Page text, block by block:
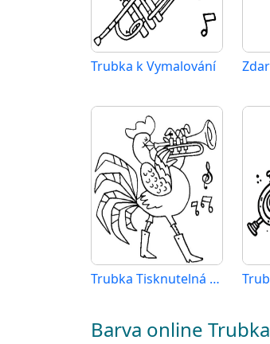
Trubka k Vymalování
Trubka Tisknutelná pro Děti
Barva online Trubka